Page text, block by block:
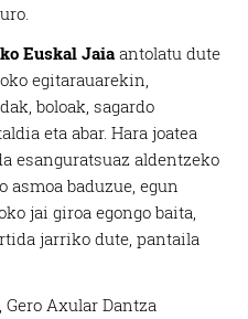
Euskal Jaia antolatu dute
egitarauarekin,
boloak, sagardo
eta abar. Hara joatea
esanguratsuaz aldentzeko
baduzue, egun
jai giroa egongo baita,
jarriko dute, pantaila
Gero Axular Dantza